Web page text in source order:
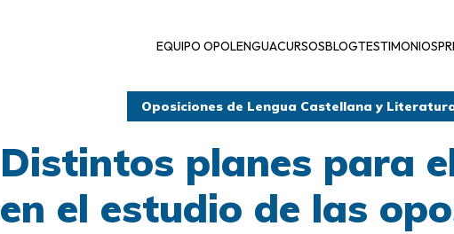
EQUIPO OPOLENGUACURSOSBLOGTESTIMONIOS
Oposiciones de Lengua Castellana y
Distintos planes para
en el estudio de las